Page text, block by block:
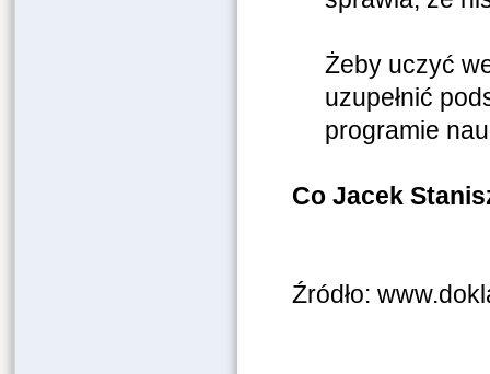
Żeby uczyć
uzupełnić
programie
Co Jacek
Źródło: